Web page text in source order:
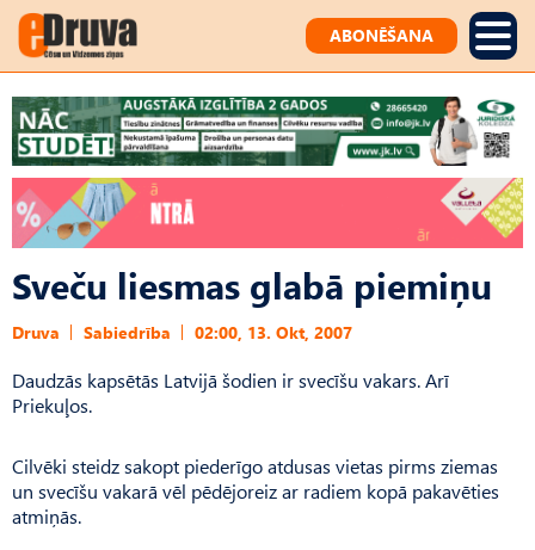
ABONĒŠANA
Sveču liesmas glabā piemiņu
Druva Sabiedrība 02:00, 13. Okt, 2007
Daudzās kapsētās Latvijā šodien ir svecīšu vakars. Arī
Priekuļos.
Cilvēki steidz sakopt piederīgo atdusas vietas pirms ziemas
un svecīšu vakarā vēl pēdējoreiz ar radiem kopā pakavēties
atmiņās.